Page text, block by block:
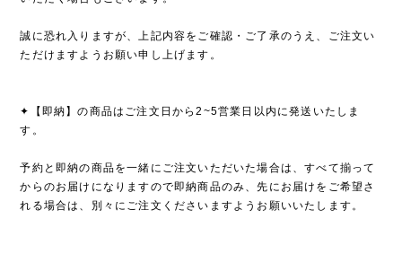
誠に恐れ入りますが、上記内容をご確認・ご了承のうえ、ご注文い
ただけますようお願い申し上げます。
✦【即納】の商品はご注文日から2~5営業日以内に発送いたしま
す。
予約と即納の商品を一緒にご注文いただいた場合は、すべて揃って
からのお届けになりますので即納商品のみ、先にお届けをご希望さ
れる場合は、別々にご注文くださいますようお願いいたします。